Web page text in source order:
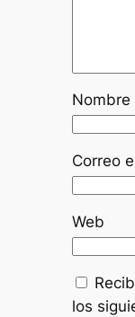
Nombre
Correo
Web
los